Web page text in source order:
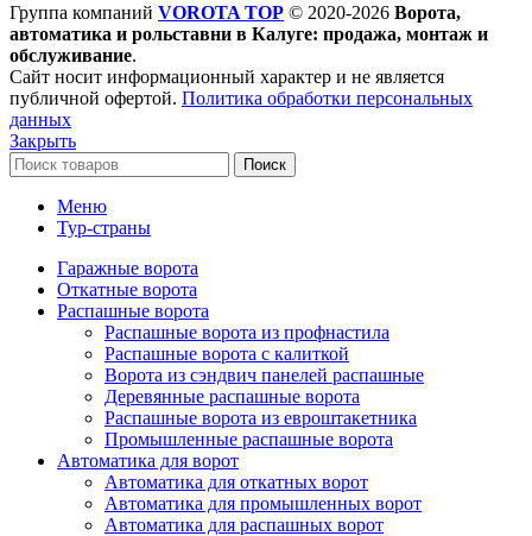
Группа компаний VOROTA TOP © 2020-2026 Ворота,
автоматика и рольставни в Калуге: продажа, монтаж и
обслуживание.
Сайт носит информационный характер и не является
публичной офертой. Политика обработки персональных
данных
Закрыть
Поиск
Меню
Тур-страны
Гаражные ворота
Откатные ворота
Распашные ворота
Распашные ворота из профнастила
Распашные ворота с калиткой
Ворота из сэндвич панелей распашные
Деревянные распашные ворота
Распашные ворота из евроштакетника
Промышленные распашные ворота
Автоматика для ворот
Автоматика для откатных ворот
Автоматика для промышленных ворот
Автоматика для распашных ворот